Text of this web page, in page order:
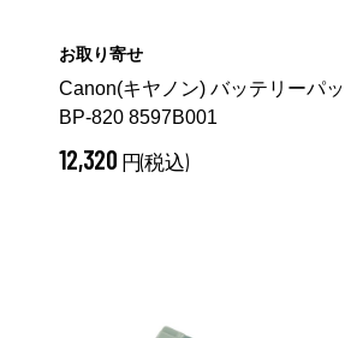
お取り寄せ
Canon(キヤノン) バッテリーパ
BP-820 8597B001
12,320 円(税込)